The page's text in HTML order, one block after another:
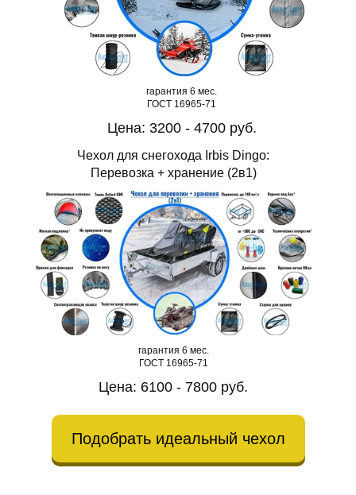
гарантия 6 мес.
ГОСТ 16965-71
Цена: 3200 - 4700 руб.
Чехол для снегохода Irbis Dingo:
Перевозка + хранение (2в1)
гарантия 6 мес.
ГОСТ 16965-71
Цена: 6100 - 7800 руб.
Подобрать идеальный чехол